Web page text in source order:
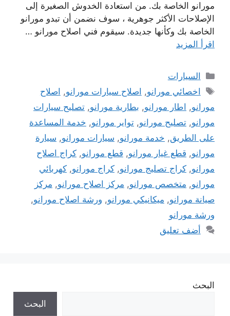
مورانو الخاصة بك. من استعادة الخدوش الصغيرة إلى
الإصلاحات الأكثر جوهرية ، سوف نضمن أن تبدو مورانو
الخاصة بك وكأنها جديدة. سيقوم فني اصلاح مورانو …
اقرأ المزيد
التصنيفات
السيارات
الوسوم
اخصائي مورانو, اصلاح سيارات مورانو, اصلاح
مورانو, اطار مورانو, بطارية مورانو, تصليح سيارات
مورانو, تصليح مورانو, تواير مورانو, خدمة المساعدة
على الطريق, خدمة مورانو, سيارات مورانو, سيارة
مورانو, قطع غيار مورانو, قطع مورانو, كراج اصلاح
مورانو, كراج تصليج مورانو, كراج مورانو, كهربائي
مورانو, متخصص مورانو, مركز اصلاح مورانو, مركز
صيانة مورانو, ميكانيكي مورانو, ورشة اصلاح مورانو,
ورشة مورانو
أضف تعليق
البحث
البحث